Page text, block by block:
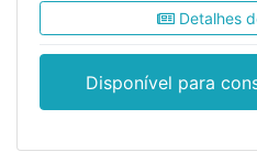
Detalhes
Disponível para